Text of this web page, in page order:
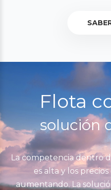
Flota
solución
La competencia dentro
es alta y los
aumentando. La